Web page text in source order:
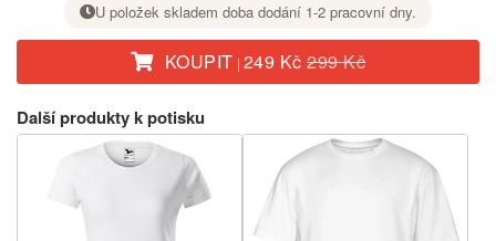
U položek skladem doba dodání 1-2 pracovní dny.
KOUPIT | 249 Kč299 Kč
Další produkty k potisku